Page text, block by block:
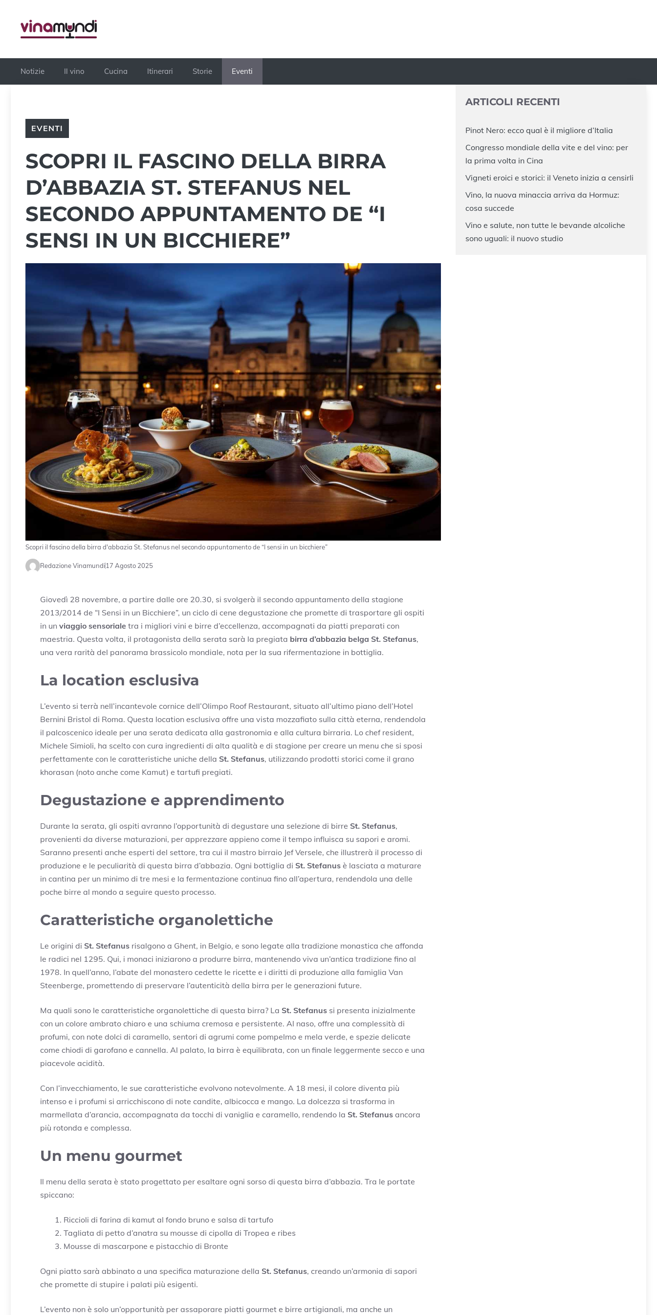
contenuto
Notizie Il vino Cucina Itinerari Storie Eventi
EVENTI
SCOPRI IL FASCINO DELLA BIRRA
D’ABBAZIA ST. STEFANUS NEL
SECONDO APPUNTAMENTO DE “I
SENSI IN UN BICCHIERE”
Scopri il fascino della birra d'abbazia St. Stefanus nel secondo appuntamento de “I sensi in un bicchiere”
Redazione Vinamundi17 Agosto 2025
Giovedì 28 novembre, a partire dalle ore 20.30, si svolgerà il secondo appuntamento della stagione
2013/2014 de “I Sensi in un Bicchiere”, un ciclo di cene degustazione che promette di trasportare gli ospiti
in un viaggio sensoriale tra i migliori vini e birre d’eccellenza, accompagnati da piatti preparati con
maestria. Questa volta, il protagonista della serata sarà la pregiata birra d’abbazia belga St. Stefanus,
una vera rarità del panorama brassicolo mondiale, nota per la sua rifermentazione in bottiglia.
La location esclusiva
L’evento si terrà nell’incantevole cornice dell’Olimpo Roof Restaurant, situato all’ultimo piano dell’Hotel
Bernini Bristol di Roma. Questa location esclusiva offre una vista mozzafiato sulla città eterna, rendendola
il palcoscenico ideale per una serata dedicata alla gastronomia e alla cultura birraria. Lo chef resident,
Michele Simioli, ha scelto con cura ingredienti di alta qualità e di stagione per creare un menu che si sposi
perfettamente con le caratteristiche uniche della St. Stefanus, utilizzando prodotti storici come il grano
khorasan (noto anche come Kamut) e tartufi pregiati.
Degustazione e apprendimento
Durante la serata, gli ospiti avranno l’opportunità di degustare una selezione di birre St. Stefanus,
provenienti da diverse maturazioni, per apprezzare appieno come il tempo influisca su sapori e aromi.
Saranno presenti anche esperti del settore, tra cui il mastro birraio Jef Versele, che illustrerà il processo di
produzione e le peculiarità di questa birra d’abbazia. Ogni bottiglia di St. Stefanus è lasciata a maturare
in cantina per un minimo di tre mesi e la fermentazione continua fino all’apertura, rendendola una delle
poche birre al mondo a seguire questo processo.
Caratteristiche organolettiche
Le origini di St. Stefanus risalgono a Ghent, in Belgio, e sono legate alla tradizione monastica che affonda
le radici nel 1295. Qui, i monaci iniziarono a produrre birra, mantenendo viva un’antica tradizione fino al
1978. In quell’anno, l’abate del monastero cedette le ricette e i diritti di produzione alla famiglia Van
Steenberge, promettendo di preservare l’autenticità della birra per le generazioni future.
Ma quali sono le caratteristiche organolettiche di questa birra? La St. Stefanus si presenta inizialmente
con un colore ambrato chiaro e una schiuma cremosa e persistente. Al naso, offre una complessità di
profumi, con note dolci di caramello, sentori di agrumi come pompelmo e mela verde, e spezie delicate
come chiodi di garofano e cannella. Al palato, la birra è equilibrata, con un finale leggermente secco e una
piacevole acidità.
Con l’invecchiamento, le sue caratteristiche evolvono notevolmente. A 18 mesi, il colore diventa più
intenso e i profumi si arricchiscono di note candite, albicocca e mango. La dolcezza si trasforma in
marmellata d’arancia, accompagnata da tocchi di vaniglia e caramello, rendendo la St. Stefanus ancora
più rotonda e complessa.
Un menu gourmet
Il menu della serata è stato progettato per esaltare ogni sorso di questa birra d’abbazia. Tra le portate
spiccano:
Riccioli di farina di kamut al fondo bruno e salsa di tartufo
Tagliata di petto d’anatra su mousse di cipolla di Tropea e ribes
Mousse di mascarpone e pistacchio di Bronte
Ogni piatto sarà abbinato a una specifica maturazione della St. Stefanus, creando un’armonia di sapori
che promette di stupire i palati più esigenti.
L’evento non è solo un’opportunità per assaporare piatti gourmet e birre artigianali, ma anche un
ARTICOLI RECENTI
Pinot Nero: ecco qual è il migliore d’Italia
Congresso mondiale della vite e del vino: per
la prima volta in Cina
Vigneti eroici e storici: il Veneto inizia a censirli
Vino, la nuova minaccia arriva da Hormuz:
cosa succede
Vino e salute, non tutte le bevande alcoliche
sono uguali: il nuovo studio